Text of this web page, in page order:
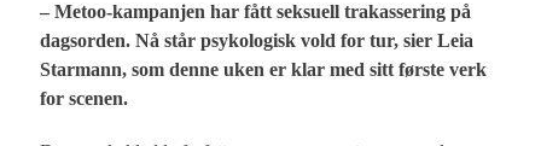
– Metoo-kampanjen har fått seksuell trakassering på
dagsorden. Nå står psykologisk vold for tur, sier Leia
Starmann, som denne uken er klar med sitt første verk
for scenen.